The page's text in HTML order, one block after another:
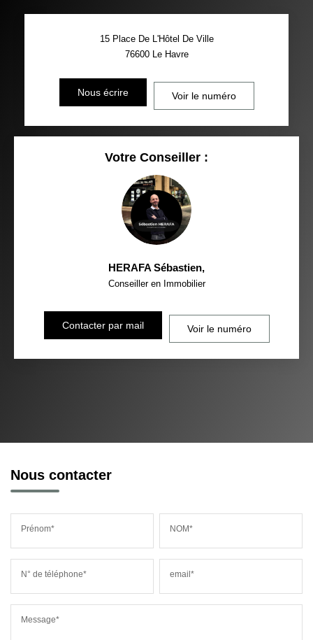
15 Place De L'Hôtel De Ville
76600 Le Havre
Nous écrire Voir le numéro
Votre Conseiller :
HERAFA Sébastien,
Conseiller en Immobilier
Contacter par mail Voir le numéro
Nous contacter
Prénom* NOM*
N° de téléphone* email*
Message*